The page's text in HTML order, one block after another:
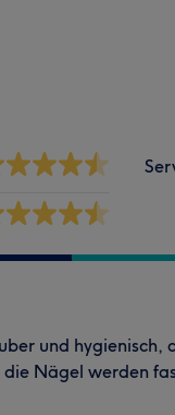
und
Nägel werden